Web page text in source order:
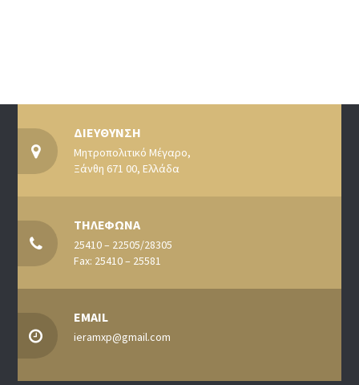
ΔΙΕΥΘΥΝΣΗ
Μητροπολιτικό Μέγαρο,
Ξάνθη 671 00, Ελλάδα
ΤΗΛΕΦΩΝΑ
25410 – 22505/28305
Fax: 25410 – 25581
EMAIL
ieramxp@gmail.com